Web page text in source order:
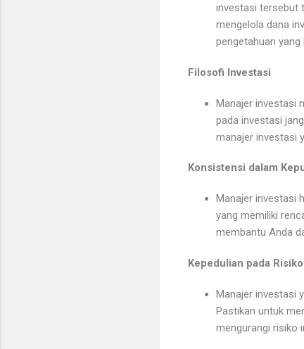
investasi tersebut
mengelola dana
pengetahuan
Filosofi Investasi
Manajer investasi
pada investasi
manajer investasi
Konsistensi dalam
Manajer investasi
yang memiliki
membantu Anda
Kepedulian pada Risiko
Manajer investasi
Pastikan untuk
mengurangi risiko